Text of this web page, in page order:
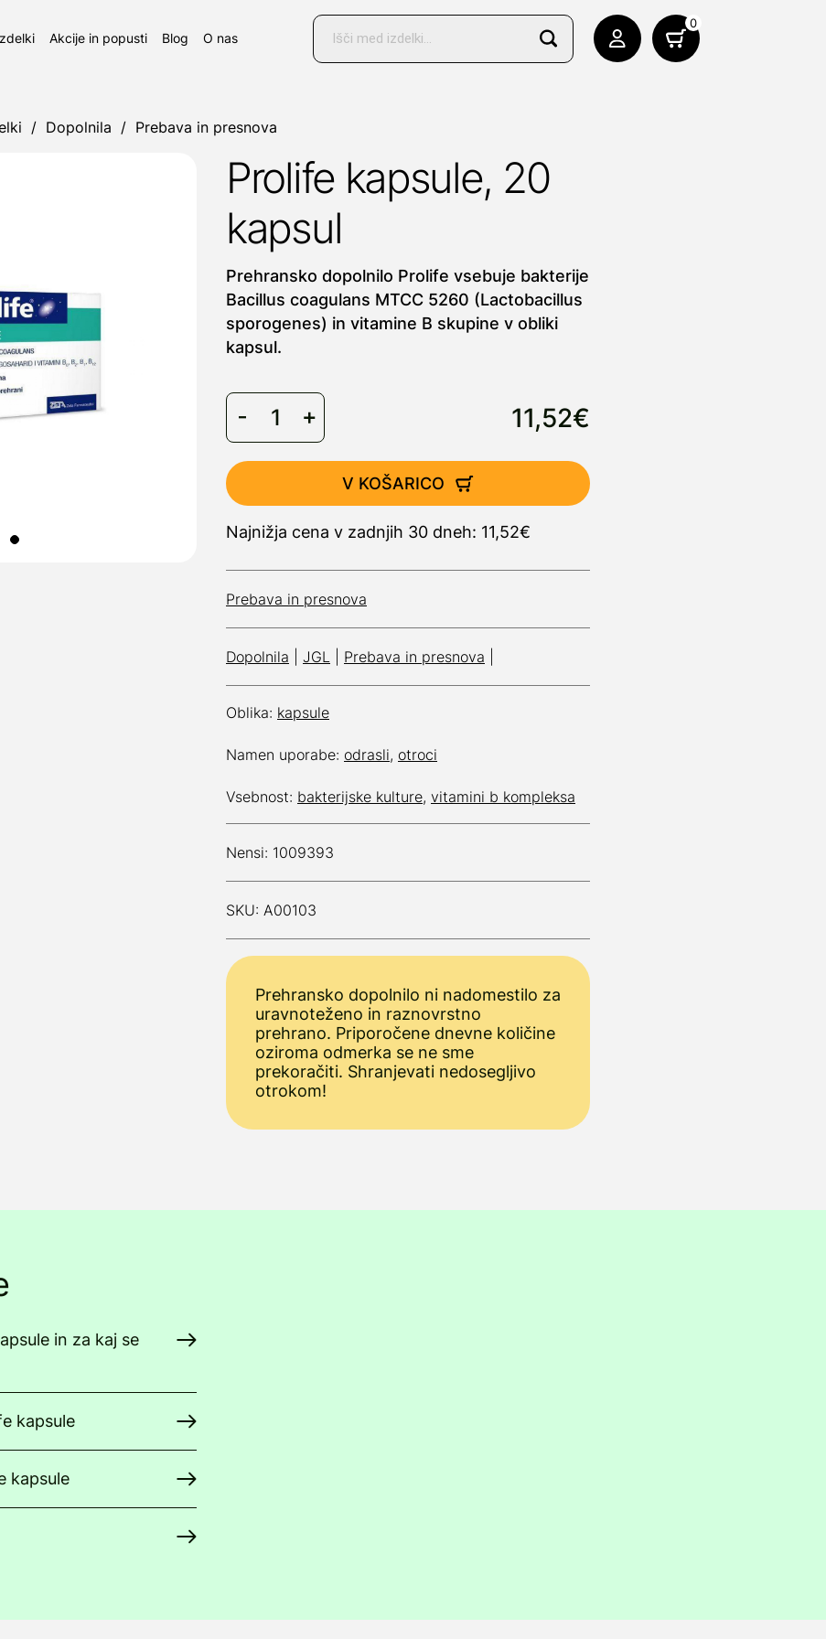
Akcije in popusti Blog O nas
Products
search
0
/ Dopolnila / Prebava in presnova
Prolife kapsule, 20
kapsul
Prehransko dopolnilo Prolife vsebuje bakterije
Bacillus coagulans MTCC 5260 (Lactobacillus
sporogenes) in vitamine B skupine v obliki
kapsul.
11,52€
V KOŠARICO
Najnižja cena v zadnjih 30 dneh: 11,52€
Prebava in presnova
Dopolnila JGL Prebava in presnova
Oblika: kapsule
Namen uporabe: odrasli, otroci
Vsebnost: bakterijske kulture, vitamini b kompleksa
Nensi: 1009393
SKU: A00103
Prehransko dopolnilo ni nadomestilo za
uravnoteženo in raznovrstno
prehrano. Priporočene dnevne količine
oziroma odmerka se ne sme
prekoračiti. Shranjevati nedosegljivo
otrokom!
in za kaj se
kapsule
kapsule